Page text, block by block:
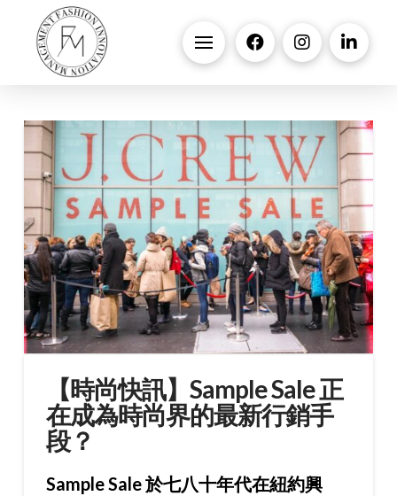
【時尚快訊】Sample Sale 正
在成為時尚界的最新行銷手
段？
Sample Sale 於七八十年代在紐約興